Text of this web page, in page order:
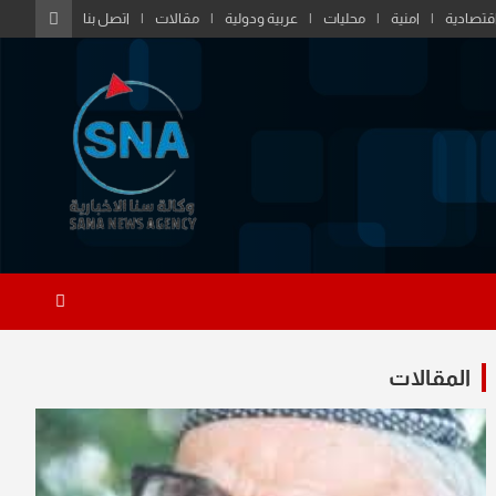
اقتصادية امنية محليات عربية ودولية مقالات اتصل بنا
المقالات